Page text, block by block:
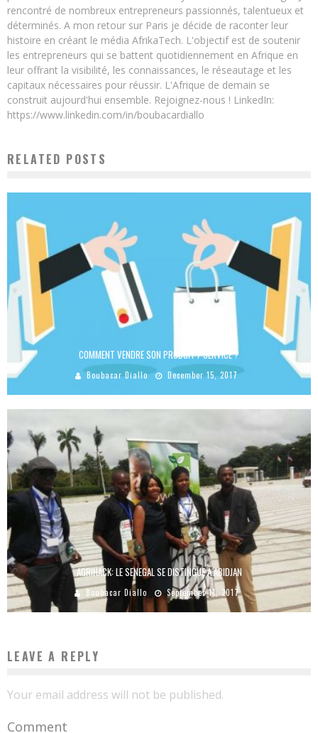
rencontré de nombreux entrepreneurs passionnés, talentueux et
déterminés. A mon retour sur Paris je décide de raconter leur
histoire en créant le média AfrikaTech. L'objectif est de soutenir
les entrepreneurs qui se battent quotidiennement en Afrique en
leur offrant la visibilité, les connaissances, le réseautage et les
capitaux nécessaires pour réussir. L'Afrique de demain se
construit aujourd'hui ensemble. Rejoignez-nous ! LinkedIn:
https://www.linkedin.com/in/boubacardiallo
RELATED POSTS
COMMENT VENDRE SON PRODUIT / SERVICE ?
Boubacar Diallo December 15, 2017
AGRIHACK: LE SENEGAL SE DISTINGUE À ABIDJAN
Boubacar Diallo September 11, 2017
LEAVE A REPLY
Your email address will not be published.
Comment